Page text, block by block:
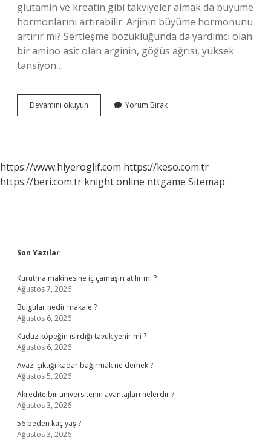
glutamin ve kreatin gibi takviyeler almak da büyüme
hormonlarını artırabilir. Arjinin büyüme hormonunu
artırır mı? Sertleşme bozukluğunda da yardımcı olan
bir amino asit olan arginin, göğüs ağrısı, yüksek
tansiyon…
Devamını okuyun Büyüme
Hormonu
Yorum Bırak
https://www.hiyeroglif.com https://keso.com.tr
https://beri.com.tr knight online nttgame Sitemap
Sidebar
Son Yazılar
Kurutma makinesine iç çamaşırı atılır mı ?
Ağustos 7, 2026
Bulgular nedir makale ?
Ağustos 6, 2026
Kuduz köpeğin ısırdığı tavuk yenir mi ?
Ağustos 6, 2026
Avazı çıktığı kadar bağırmak ne demek ?
Ağustos 5, 2026
Akredite bir üniversitenin avantajları nelerdir ?
Ağustos 3, 2026
56 beden kaç yaş ?
Ağustos 3, 2026